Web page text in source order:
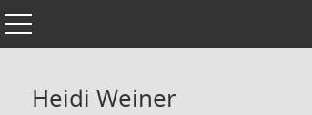
Toggle navigation
Heidi Weiner